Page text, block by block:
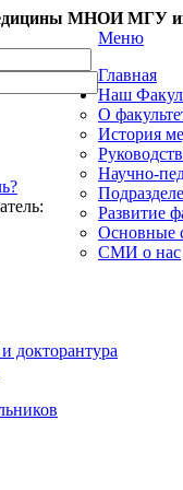
МНОИ МГУ
Меню
Главная
Наш
О
История
Научно-
Развитие
Основные
СМИ о нас
докторантура